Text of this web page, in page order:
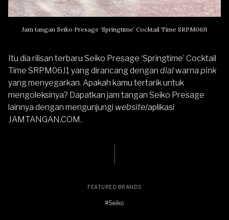
Jam tangan Seiko Presage ‘Springtime’ Cocktail Time SRPM06J1
Itu dia rilisan terbaru Seiko Presage ‘Springtime’ Cocktail
Time SRPM06J1 yang dirancang dengan dialwarna pink
yang menyegarkan. Apakah kamu tertarik untuk
mengoleksinya? Dapatkan jam tangan Seiko Presage
lainnya dengan mengunjungi website/aplikasi
JAMTANGAN.COM.
FEATURED BRANDS
#Seiko